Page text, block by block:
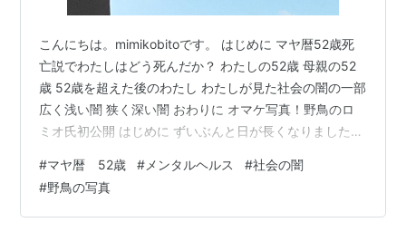
こんにちは。mimikobitoです。 はじめに マヤ暦52歳死
亡説でわたしはどう死んだか？ わたしの52歳 母親の52
歳 52歳を超えた後のわたし わたしが見た社会の闇の一部
広く浅い闇 狭く深い闇 おわりに オマケ写真！野鳥のロ
ミオ氏初公開 はじめに ずいぶんと日が長くなりました
のすりガラス越しの 暮れゆく空のグラデーションを 頬杖
をついて眺めていました。 さっきまで庭で野鳥のロミオ
と 語り合って遊んでいましたが、 日没独特の感傷に襲わ
#マヤ暦 52歳 # メンタルヘルス #社会の闇
#野鳥の写真